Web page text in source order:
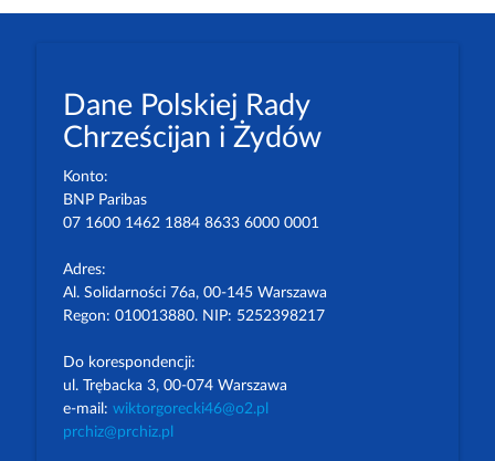
Dane Polskiej Rady
Chrześcijan i Żydów
Konto:
BNP Paribas
07 1600 1462 1884 8633 6000 0001
Adres:
Al. Solidarności 76a, 00-145 Warszawa
Regon: 010013880. NIP: 5252398217
Do korespondencji:
ul. Trębacka 3, 00-074 Warszawa
e-mail: wiktorgorecki46@o2.pl
prchiz@prchiz.pl